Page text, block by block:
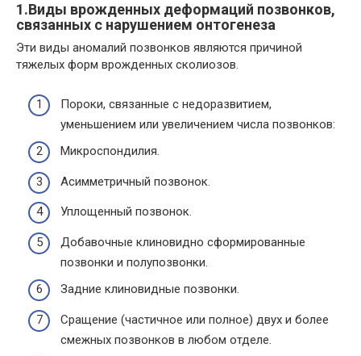
1.Виды врожденных деформаций позвонков,
связанных с нарушением онтогенеза
Эти виды аномалий позвонков являются причиной
тяжелых форм врожденных сколиозов.
Пороки, связанные с недоразвитием,
уменьшением или увеличением числа позвонков:
Микроспондилия.
Асимметричный позвонок.
Уплощенный позвонок.
Добавочные клиновидно сформированные
позвонки и полупозвонки.
Задние клиновидные позвонки.
Сращение (частичное или полное) двух и более
смежных позвонков в любом отделе.